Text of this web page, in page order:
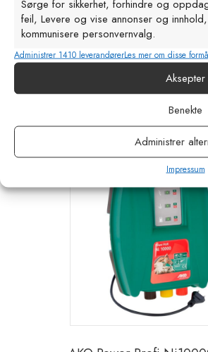
Sørge for sikkerhet, forhindre og
feil, Levere og vise annonser og
kommunisere personvernvalg.
Administrer 1410 leverandørerLes mer om disse
Aksepter
Benekte
Administrer
Impressum
AKO Power Profi NDi
kr6115,00 eks. MVA
Legg i handlekurv